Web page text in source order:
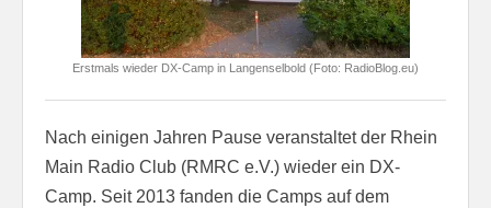
Erstmals wieder DX-Camp in Langenselbold (Foto: RadioBlog.eu)
Nach einigen Jahren Pause veranstaltet der Rhein
Main Radio Club (RMRC e.V.) wieder ein DX-
Camp. Seit 2013 fanden die Camps auf dem